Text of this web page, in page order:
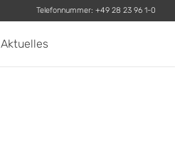
Telefonnummer:+49 28 23 96 1-0
Aktuelles